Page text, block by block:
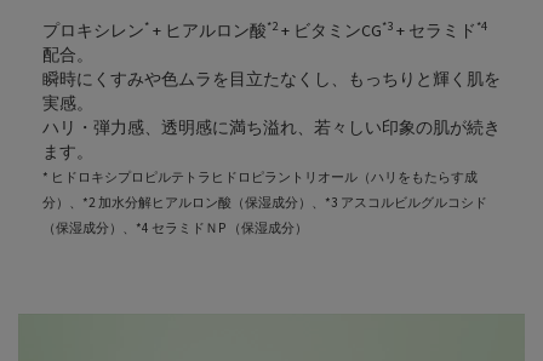
プロキシレン* + ヒアルロン酸*2 + ビタミンCG*3 + セラミド *4
配合。
瞬時にくすみや色ムラを目立たなくし、もっちりと輝く肌を
実感。
ハリ・弾力感、透明感に満ち溢れ、若々しい印象の肌が続き
ます。
* ヒドロキシプロピルテトラヒドロピラントリオール（ハリをもたらす成
分）、*2 加水分解ヒアルロン酸（保湿成分）、*3 アスコルビルグルコシド
（保湿成分）、*4 セラミドＮP （保湿成分）